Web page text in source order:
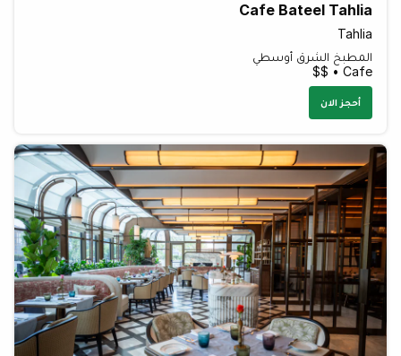
Cafe Bateel Tahlia
Tahlia
المطبخ الشرق أوسطي
Cafe • $$
أحجز الان